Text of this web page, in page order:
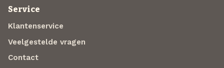
Service
Klantenservice
Veelgestelde vragen
Contact